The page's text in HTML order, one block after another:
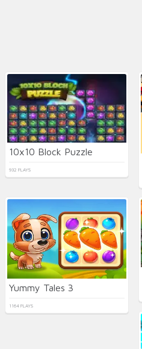
10x10 Block Puzzle
932 PLAYS
Yummy Tales 3
1164 PLAYS